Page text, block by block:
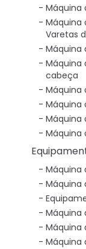
Máquina
Máquina
Varetas
Máquina
Máquina
cabeça
Máquina
Máquina
Máquina
Máquina
Máquina
Máquina
Máquina
Máquina
Máquina